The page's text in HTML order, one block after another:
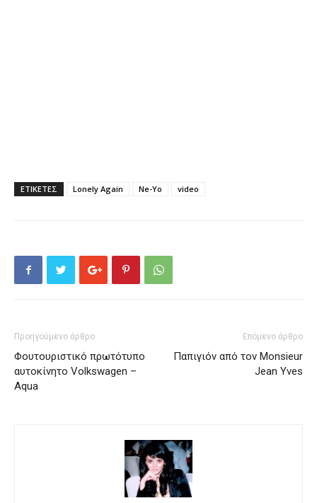
ΕΤΙΚΕΤΕΣ Lonely Again Ne-Yo video
Προηγούμενο άρθρο
Φουτουριστικό πρωτότυπο
αυτοκίνητο Volkswagen –
Aqua
Επόμενο άρθρο
Παπιγιόν από τον Monsieur
Jean Yves